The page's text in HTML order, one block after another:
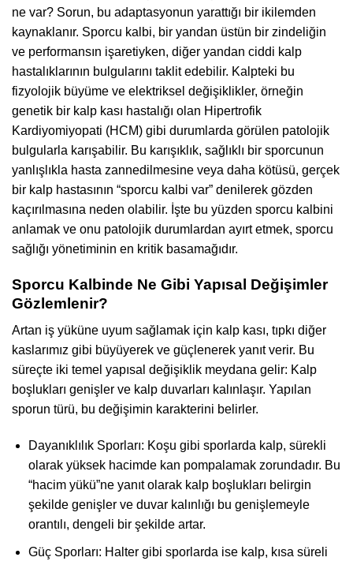
ne var? Sorun, bu adaptasyonun yarattığı bir ikilemden
kaynaklanır. Sporcu kalbi, bir yandan üstün bir zindeliğin
ve performansın işaretiyken, diğer yandan ciddi kalp
hastalıklarının bulgularını taklit edebilir. Kalpteki bu
fizyolojik büyüme ve elektriksel değişiklikler, örneğin
genetik bir kalp kası hastalığı olan Hipertrofik
Kardiyomiyopati (HCM) gibi durumlarda görülen patolojik
bulgularla karışabilir. Bu karışıklık, sağlıklı bir sporcunun
yanlışlıkla hasta zannedilmesine veya daha kötüsü, gerçek
bir kalp hastasının “sporcu kalbi var” denilerek gözden
kaçırılmasına neden olabilir. İşte bu yüzden sporcu kalbini
anlamak ve onu patolojik durumlardan ayırt etmek, sporcu
sağlığı yönetiminin en kritik basamağıdır.
Sporcu Kalbinde Ne Gibi Yapısal Değişimler
Gözlemlenir?
Artan iş yüküne uyum sağlamak için kalp kası, tıpkı diğer
kaslarımız gibi büyüyerek ve güçlenerek yanıt verir. Bu
süreçte iki temel yapısal değişiklik meydana gelir: Kalp
boşlukları genişler ve kalp duvarları kalınlaşır. Yapılan
sporun türü, bu değişimin karakterini belirler.
Dayanıklılık Sporları: Koşu gibi sporlarda kalp, sürekli
olarak yüksek hacimde kan pompalamak zorundadır. Bu
“hacim yükü”ne yanıt olarak kalp boşlukları belirgin
şekilde genişler ve duvar kalınlığı bu genişlemeyle
orantılı, dengeli bir şekilde artar.
Güç Sporları: Halter gibi sporlarda ise kalp, kısa süreli